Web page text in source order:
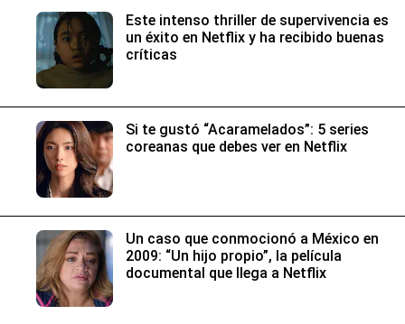
Este intenso thriller de supervivencia es
un éxito en Netflix y ha recibido buenas
críticas
Si te gustó “Acaramelados”: 5 series
coreanas que debes ver en Netflix
Un caso que conmocionó a México en
2009: “Un hijo propio”, la película
documental que llega a Netflix